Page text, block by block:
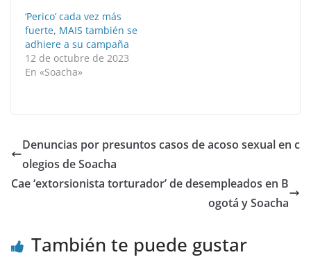
‘Perico’ cada vez más
fuerte, MAIS también se
adhiere a su campaña
12 de octubre de 2023
En «Soacha»
Denuncias por presuntos casos de acoso sexual en c
olegios de Soacha
Cae ‘extorsionista torturador’ de desempleados en B
ogotá y Soacha
También te puede gustar